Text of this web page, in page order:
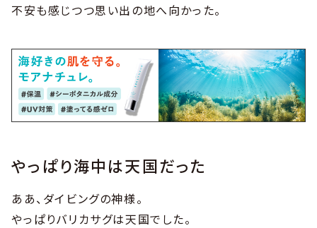
不安も感じつつ思い出の地へ向かった。
やっぱり海中は天国だった
ああ、ダイビングの神様。
やっぱりバリカサグは天国でした。